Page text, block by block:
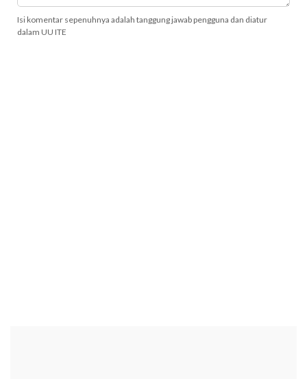
Isi komentar sepenuhnya adalah tanggung jawab pengguna dan diatur
dalam UU ITE